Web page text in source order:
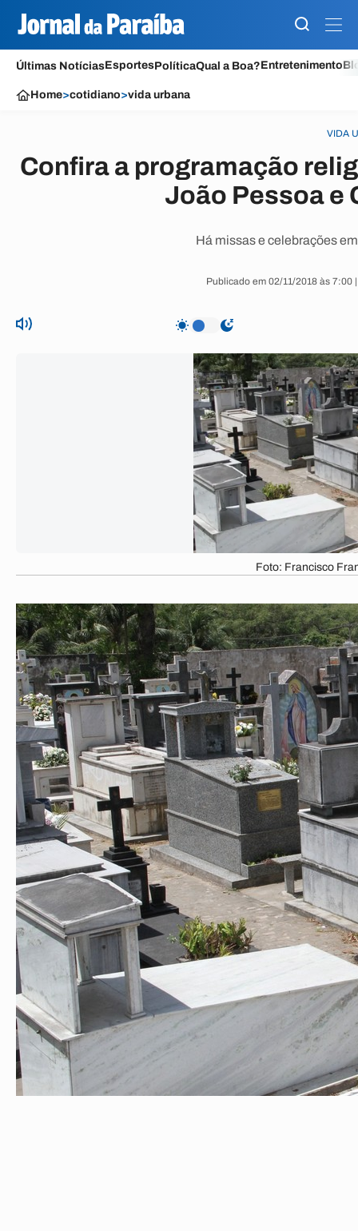
Últimas NotíciasEsportesPolíticaQual a Boa?Entretenimento
Home>cotidiano>vida urbana
VIDA
Confira a programação
João Pessoa e
Há missas e celebrações
Publicado em 02/11/2018 às 7:00
Foto: Francisco